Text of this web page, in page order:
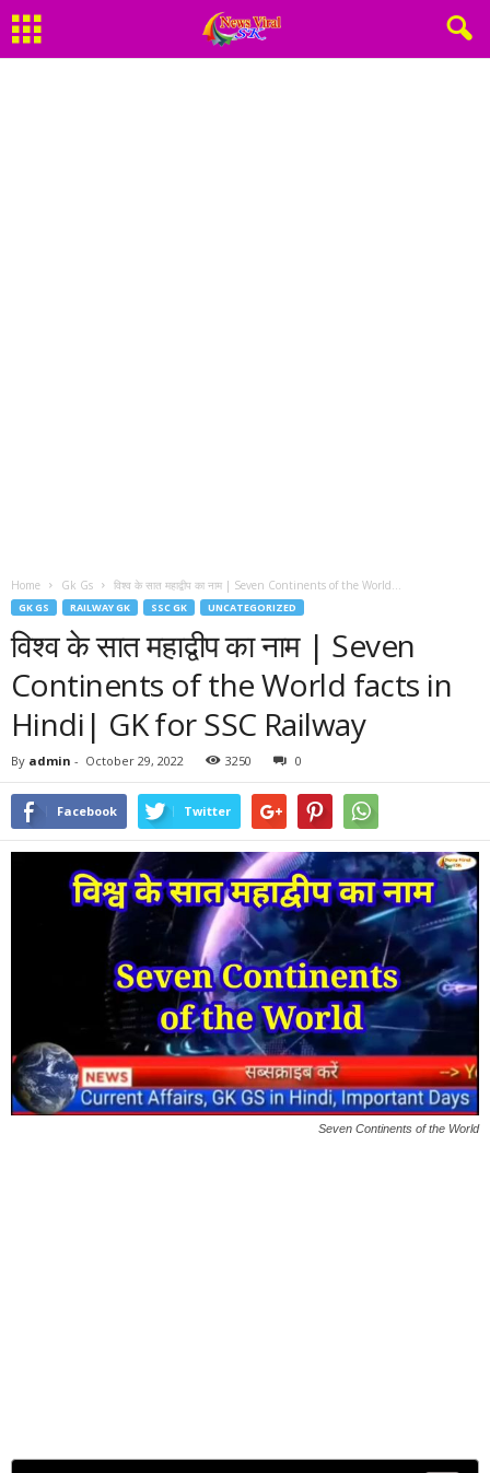
Home Gk Gs विश्व के सात महाद्वीप का नाम | Seven Continents of the World...
GK GS RAILWAY GK SSC GK UNCATEGORIZED
विश्व के सात महाद्वीप का नाम | Seven
Continents of the World facts in
Hindi| GK for SSC Railway
By admin - October 29, 2022 3250 0
Facebook Twitter
Seven Continents of the World